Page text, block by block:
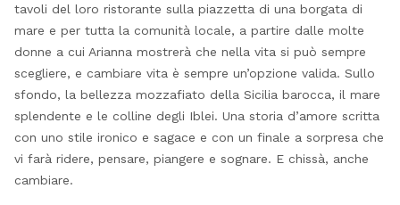
tavoli del loro ristorante sulla piazzetta di una borgata di
mare e per tutta la comunità locale, a partire dalle molte
donne a cui Arianna mostrerà che nella vita si può sempre
scegliere, e cambiare vita è sempre un’opzione valida. Sullo
sfondo, la bellezza mozzafiato della Sicilia barocca, il mare
splendente e le colline degli Iblei. Una storia d’amore scritta
con uno stile ironico e sagace e con un finale a sorpresa che
vi farà ridere, pensare, piangere e sognare. E chissà, anche
cambiare.